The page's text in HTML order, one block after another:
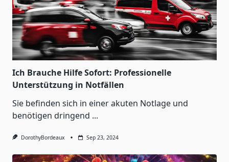
Ich Brauche Hilfe Sofort: Professionelle
Unterstützung in Notfällen
Sie befinden sich in einer akuten Notlage und
benötigen dringend ...
DorothyBordeaux Sep 23, 2024